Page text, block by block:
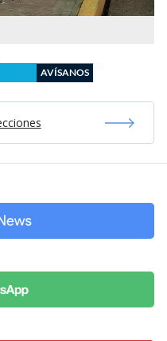
AVÍSANOS